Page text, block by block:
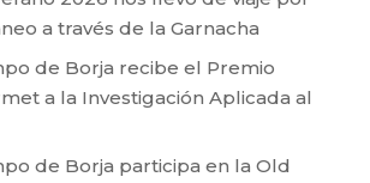
a través de la Garnacha
de Borja recibe el Premio
a la Investigación Aplicada al
de Borja participa en la Old